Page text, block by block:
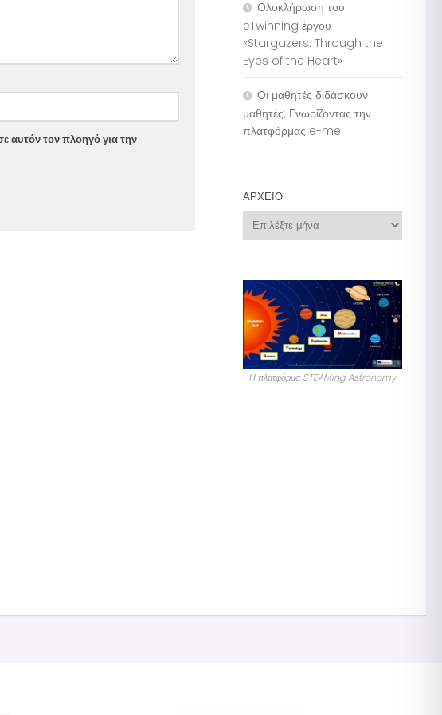
αυτόν τον πλοηγό για την
Ολοκλήρωση του
eTwinning έργου
«Stargazers: Through the
Eyes of the Heart»
Οι μαθητές διδάσκουν
μαθητές: Γνωρίζοντας την
πλατφόρμας e-me
ΑΡΧΕΊΟ
Αρχείο
Η πλατφόρμα STEAMing Astronomy